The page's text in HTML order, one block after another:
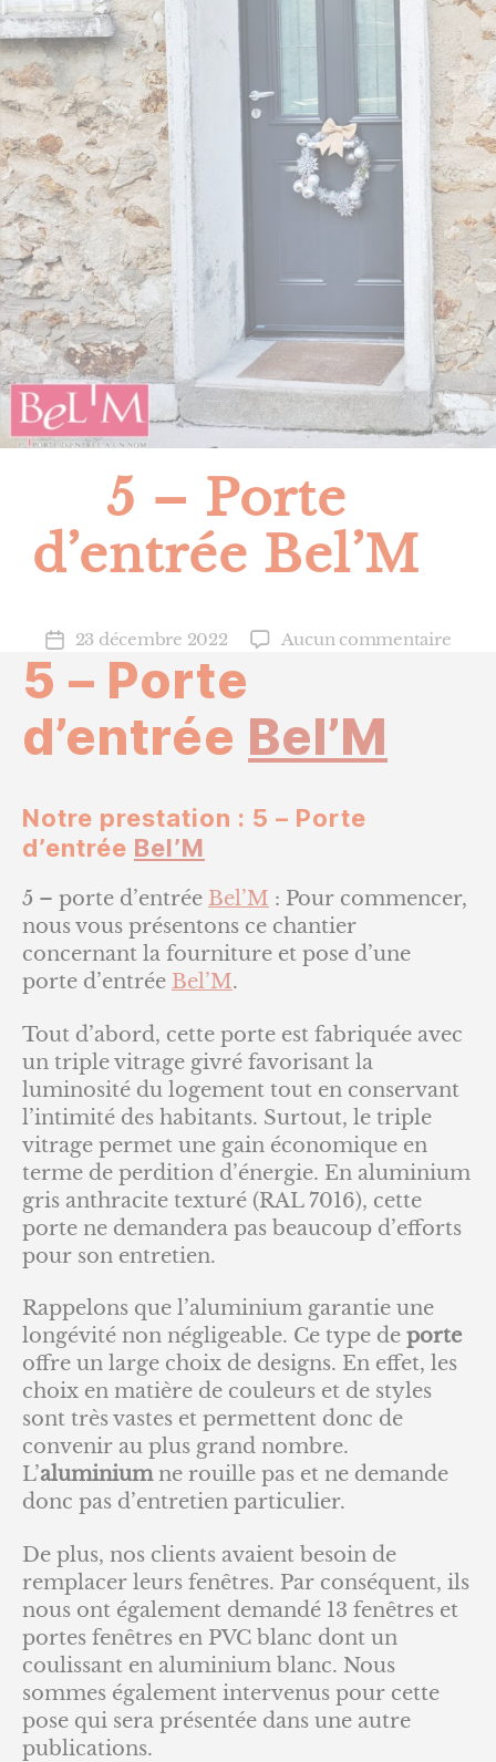
5 – Porte
d’entrée Bel’M
Date
l’article
23 décembre 2022 Aucun commentairesur
5 – Porte
d’entrée Bel’M
Notre prestation : 5 – Porte
d’entrée Bel’M
5 – porte d’entrée Bel’M : Pour commencer,
nous vous présentons ce chantier
concernant la fourniture et pose d’une
porte d’entrée Bel’M.
Tout d’abord, cette porte est fabriquée avec
un triple vitrage givré favorisant la
luminosité du logement tout en conservant
l’intimité des habitants. Surtout, le triple
vitrage permet une gain économique en
terme de perdition d’énergie. En aluminium
gris anthracite texturé (RAL 7016), cette
porte ne demandera pas beaucoup d’efforts
pour son entretien.
Rappelons que l’aluminium garantie une
longévité non négligeable. Ce type de porte
offre un large choix de designs. En effet, les
choix en matière de couleurs et de styles
sont très vastes et permettent donc de
convenir au plus grand nombre.
L’aluminiumne rouille pas et ne demande
donc pas d’entretien particulier.
De plus, nos clients avaient besoin de
remplacer leurs fenêtres. Par conséquent, ils
nous ont également demandé 13 fenêtres et
portes fenêtres en PVC blanc dont un
coulissant en aluminium blanc. Nous
sommes également intervenus pour cette
pose qui sera présentée dans une autre
publications.